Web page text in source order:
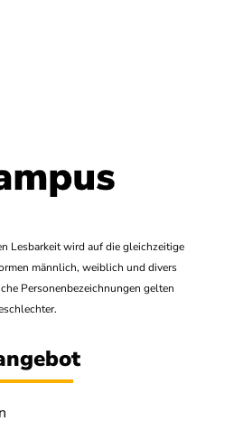
Lesbarkeit wird auf die gleichzeitige
männlich, weiblich und divers
Personenbezeichnungen gelten